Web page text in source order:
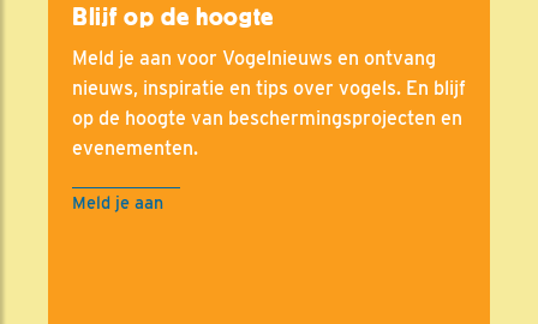
Blijf op de hoogte
Meld je aan voor Vogelnieuws en ontvang
nieuws, inspiratie en tips over vogels. En blijf
op de hoogte van beschermingsprojecten en
evenementen.
Meld je aan